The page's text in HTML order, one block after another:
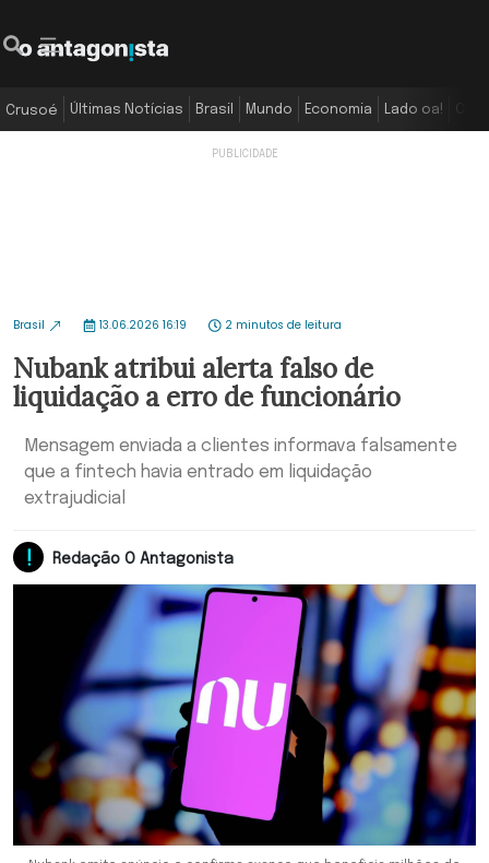
Crusoé Últimas Notícias Brasil Mundo Economia Lado oa!
Brasil 13.06.2026 16:19 2 minutos de leitura
Nubank atribui alerta falso de
liquidação a erro de funcionário
Mensagem enviada a clientes informava falsamente
que a fintech havia entrado em liquidação
extrajudicial
Redação O Antagonista